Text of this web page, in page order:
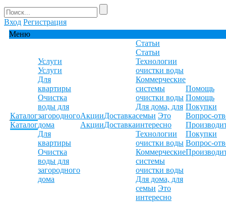
Вход Регистрация
Меню
Каталог
Каталог
Услуги
Услуги
Для
квартиры
Очистка
воды для
загородного
дома
Для
квартиры
Очистка
воды для
загородного
дома
Акции
Акции
Доставка
Доставка
Статьи
Статьи
Технологии
очистки воды
Коммерческие
системы
очистки воды
Для дома, для
семьи Это
интересно
Технологии
очистки воды
Коммерческие
системы
очистки воды
Для дома, для
семьи Это
интересно
Помощь
Помощь
Покупки
Вопрос-
Покупки
Вопрос-